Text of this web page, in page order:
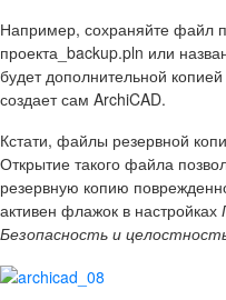
Например, сохраняйте файл
проекта_backup.pln или
будет дополнительной
создает сам ArchiCAD.
Кстати, файлы резервной
Открытие такого файла
резервную копию
активен флажок в настройках
Безопасность и